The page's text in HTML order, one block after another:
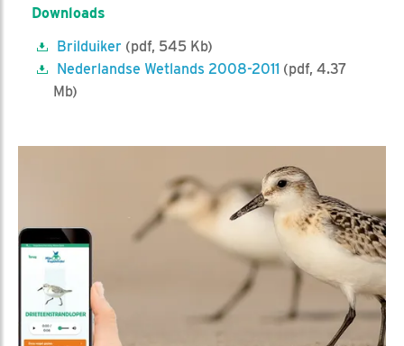
Downloads
Brilduiker (pdf, 545 Kb)
Nederlandse Wetlands 2008-2011 (pdf, 4.37
Mb)